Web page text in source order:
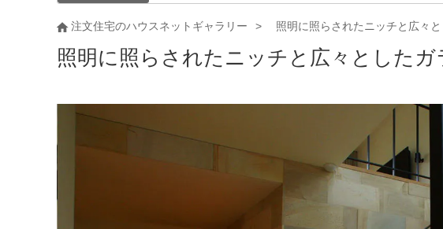
注文住宅のハウスネットギャラリー 照明に照らされたニッチと広々
照明に照らされたニッチと広々としたガ